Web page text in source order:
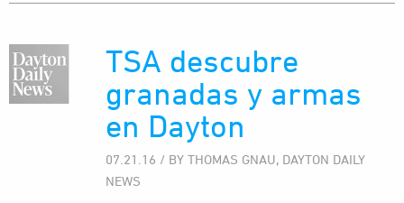
TSA descubre
granadas y armas
en Dayton
07.21.16 / BY THOMAS GNAU, DAYTON DAILY
NEWS